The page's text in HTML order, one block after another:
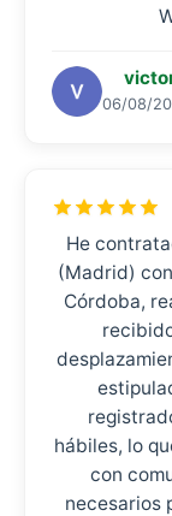
06/08/
He
(Madrid)
Córdoba,
hábiles, lo
con
necesarios